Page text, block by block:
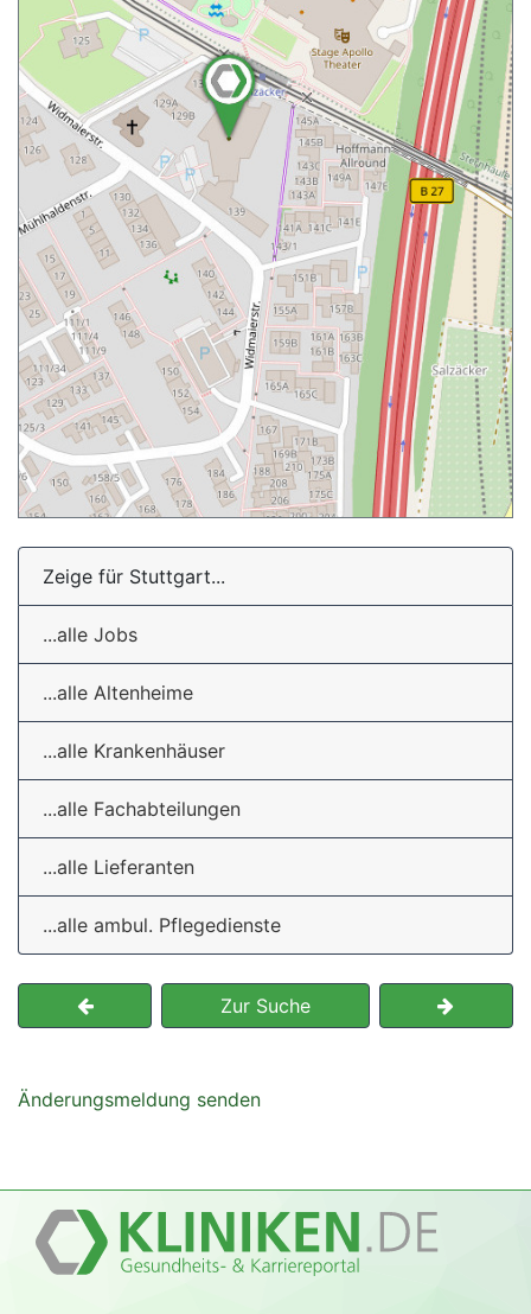
Zeige für Stuttgart...
...alle Jobs
...alle Altenheime
...alle Krankenhäuser
...alle Fachabteilungen
...alle Lieferanten
...alle ambul. Pflegedienste
Zur Suche
Änderungsmeldung senden